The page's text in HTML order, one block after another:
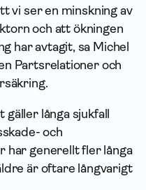
vi ser en minskning av
och att ökningen
har avtagit, sa Michel
Partsrelationer och
långa sjukfall
och
har generellt fler långa
är oftare långvarigt